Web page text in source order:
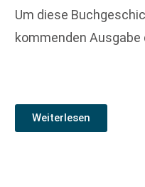
Um diese
kommenden Ausgabe
Weiterlesen